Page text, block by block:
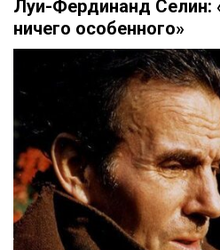
Луи-Фердинанд Селин:
ничего особенного»